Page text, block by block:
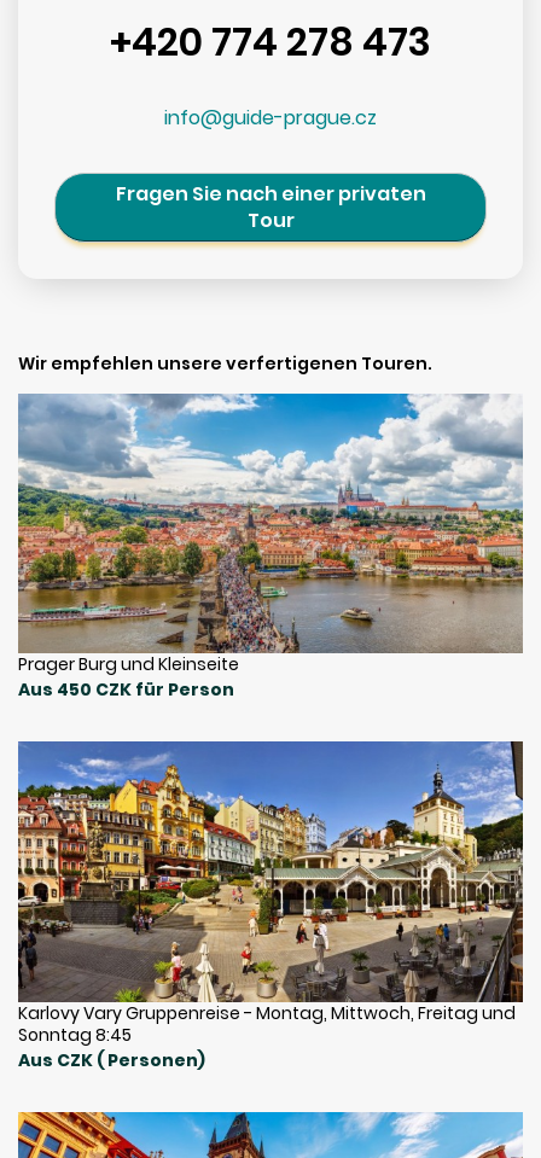
+420 774 278 473
info@guide-prague.cz
Fragen Sie nach einer privaten
Tour
Wir empfehlen unsere verfertigenen Touren.
Prager Burg und Kleinseite
Aus 450 CZK für Person
Karlovy Vary Gruppenreise - Montag, Mittwoch, Freitag und
Sonntag 8:45
Aus CZK ( Personen)